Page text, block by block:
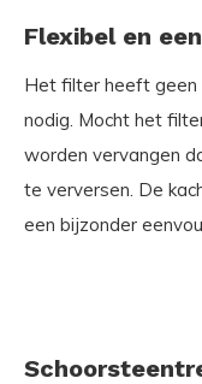
Flexibel en
Het filter heeft geen
nodig. Mocht het
worden vervangen
te verversen. De
een bijzonder